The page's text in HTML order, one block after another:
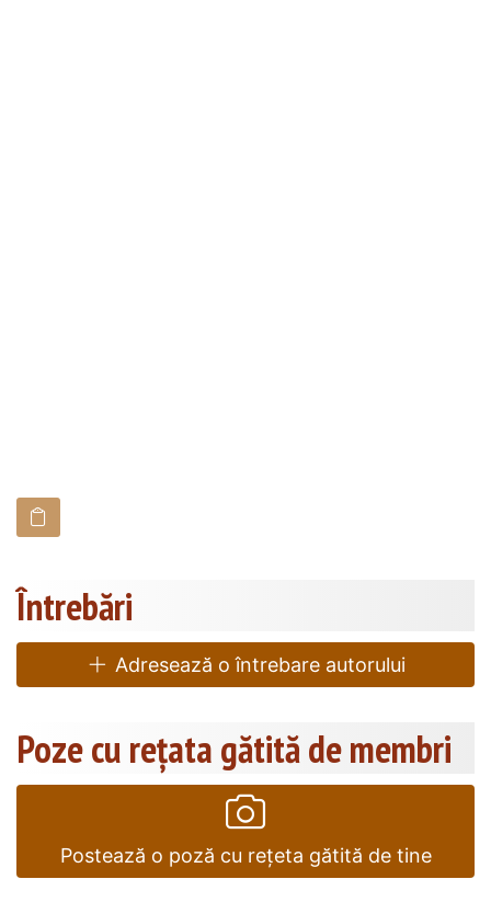
Întrebări
Adresează o întrebare autorului
Poze cu rețata gătită de membri
Postează o poză cu rețeta gătită de tine